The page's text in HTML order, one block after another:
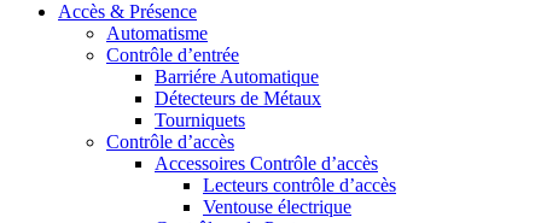
Accès & Présence
Automatisme
Contrôle d’entrée
Barriére Automatique
Détecteurs de Métaux
Tourniquets
Contrôle d’accès
Accessoires Contrôle d’accès
Lecteurs contrôle d’accès
Ventouse électrique